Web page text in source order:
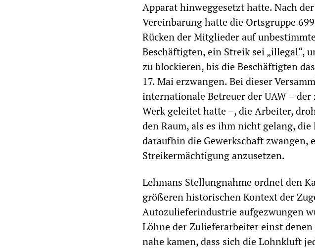
Apparat hinweggesetzt hatte. Nach
Vereinbarung hatte die Ortsgruppe
Rücken der Mitglieder auf
Beschäftigten, ein Streik sei „illegal“,
zu blockieren, bis die Beschäftigten
17. Mai erzwangen. Bei dieser
internationale Betreuer der UAW –
Werk geleitet hatte –, die Arbeiter,
den Raum, als es ihm nicht gelang,
daraufhin die Gewerkschaft zwangen,
Streikermächtigung anzusetzen.
Lehmans Stellungnahme ordnet den
größeren historischen Kontext der
Autozulieferindustrie aufgezwungen
Löhne der Zulieferarbeiter einst
nahe kamen, dass sich die Lohnkluft